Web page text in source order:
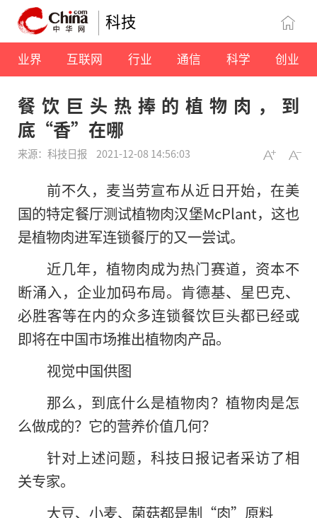
科技
业界 互联网 行业 通信 科学 创业
餐饮巨头热捧的植物肉，到
底“香”在哪
来源：科技日报 2021-12-08 14:56:03
前不久，麦当劳宣布从近日开始，在美
国的特定餐厅测试植物肉汉堡McPlant，这也
是植物肉进军连锁餐厅的又一尝试。
近几年，植物肉成为热门赛道，资本不
断涌入，企业加码布局。肯德基、星巴克、
必胜客等在内的众多连锁餐饮巨头都已经或
即将在中国市场推出植物肉产品。
视觉中国供图
那么，到底什么是植物肉？植物肉是怎
么做成的？它的营养价值几何？
针对上述问题，科技日报记者采访了相
关专家。
大豆、小麦、菌菇都是制“肉”原料